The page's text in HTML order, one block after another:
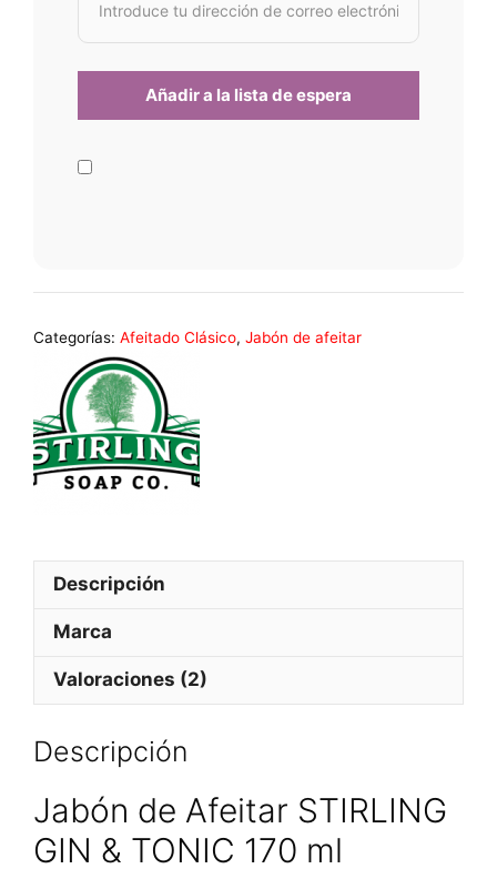
Categorías: Afeitado Clásico, Jabón de afeitar
Descripción
Marca
Valoraciones (2)
Descripción
Jabón de Afeitar STIRLING
GIN & TONIC 170 ml